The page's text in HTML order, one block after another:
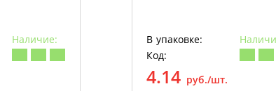
Наличие:
В упаковке:
Код:
4.14 руб./шт.